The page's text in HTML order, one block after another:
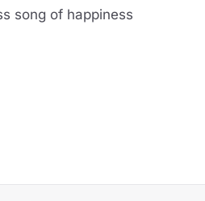
song of happiness